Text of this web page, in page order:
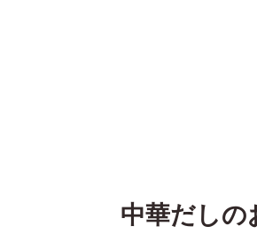
中華だしの